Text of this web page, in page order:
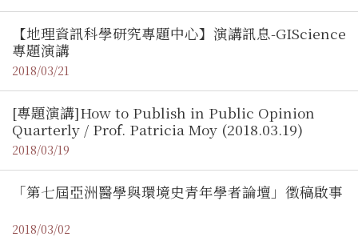
【地理資訊科學研究專題中心】演講訊息-GIScience
專題演講
2018/03/21
[專題演講]How to Publish in Public Opinion
Quarterly / Prof. Patricia Moy (2018.03.19)
2018/03/19
「第七屆亞洲醫學與環境史青年學者論壇」徵稿啟事
2018/03/02